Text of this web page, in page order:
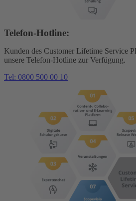
Telefon-Hotline:
Kunden des Customer Lifetime Service
unsere Telefon-Hotline zur Verfügung.
Tel: 0800 500 00 10